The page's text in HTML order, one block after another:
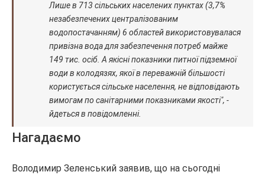
Лише в 713 сільських населених пунктах (3,7%
незабезпечених централізованим
водопостачанням) 6 областей використовувалася
привізна вода для забезпечення потреб майже
149 тис. осіб. А якісні показники питної підземної
води в колодязях, якої в переважній більшості
користується сільське населення, не відповідають
вимогам по санітарними показниками якості", -
йдеться в повідомленні.
Нагадаємо
Володимир Зеленський заявив, що на сьогодні